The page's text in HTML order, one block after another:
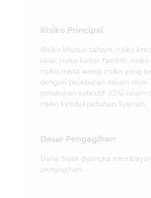
Risiko Principal
Risiko khusus saham, risiko
lalai, risiko kadar faedah, risiko
risiko mata wang, risiko yang
dengan pelaburan dalam skim
pelaburan kolektif (CIS) Islam
risiko ketidakpatuhan Syariah.
Dasar Pengagihan
Dana tidak dijangka membayar
pengagihan.